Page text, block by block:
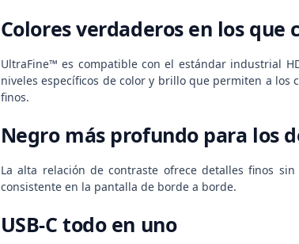
Colores verdaderos en los
UltraFine™ es compatible con el estándar industrial
niveles específicos de color y brillo que permiten a
finos.
Negro más profundo para los
La alta relación de contraste ofrece detalles finos
consistente en la pantalla de borde a borde.
USB-C todo en uno